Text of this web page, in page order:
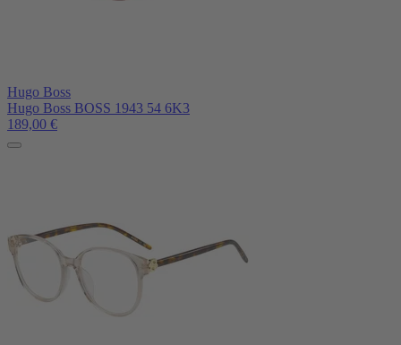
Hugo Boss
Hugo Boss BOSS 1943 54 6K3
189,00 €